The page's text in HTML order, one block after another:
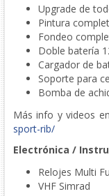
Upgrade de
Pintura
Fondeo
Doble batería
Cargador de
Soporte para
Bomba de
Más info y videos
sport-rib/
Electrónica /
Relojes Multi
VHF Simrad